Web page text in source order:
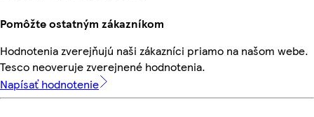
Pomôžte ostatným zákazníkom
Hodnotenia zverejňujú naši zákazníci priamo na našom webe.
Tesco neoveruje zverejnené hodnotenia.
Napísať hodnotenie